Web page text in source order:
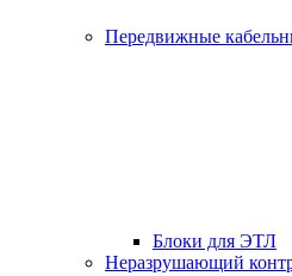
Передвижные
Блоки для ЭТЛ
Неразрушающий